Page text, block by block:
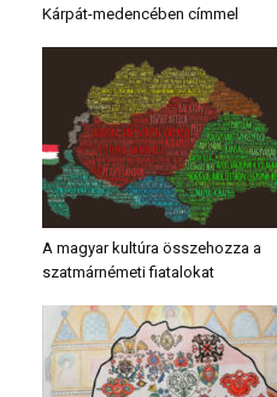
Kárpát-medencében címmel
A magyar kultúra összehozza a
szatmárnémeti fiatalokat